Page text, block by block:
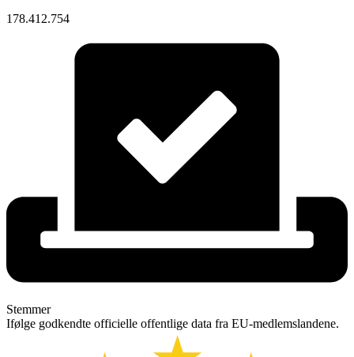
178.412.754
Stemmer
Ifølge godkendte officielle offentlige data fra EU-medlemslandene.